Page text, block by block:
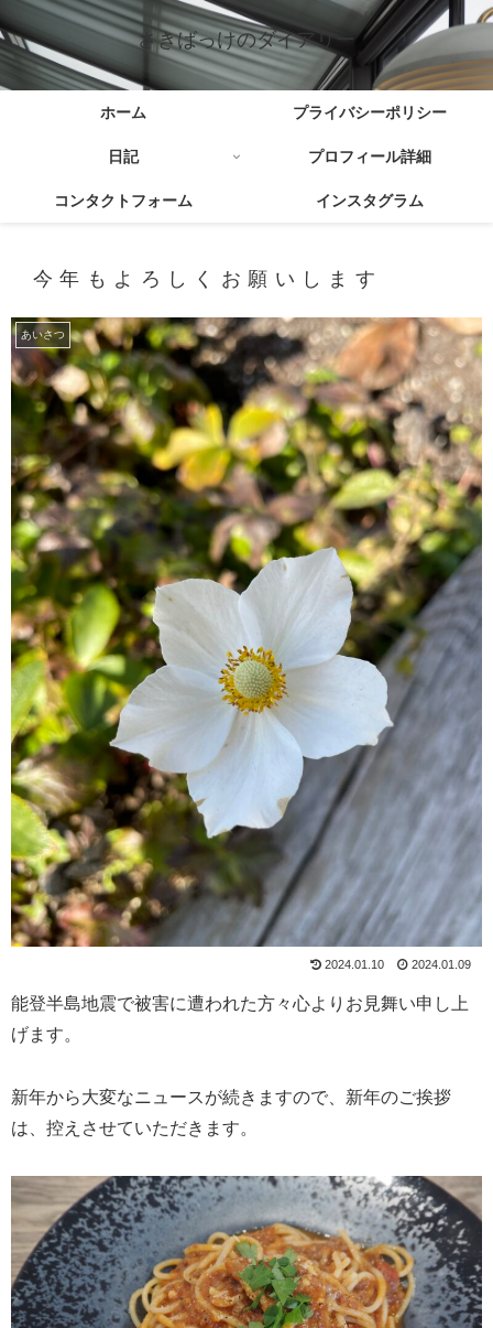
さきばっけのダイアリー
ホーム プライバシーポリシー
日記 プロフィール詳細
コンタクトフォーム インスタグラム
今年もよろしくお願いします
あいさつ
2024.01.10 2024.01.09
能登半島地震で被害に遭われた方々心よりお見舞い申し上
げます。
新年から大変なニュースが続きますので、新年のご挨拶
は、控えさせていただきます。